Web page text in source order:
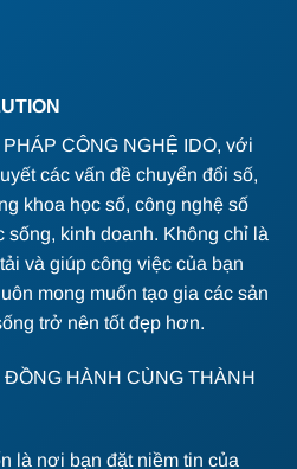
CÔNG NGHỆ IDO, với
các vấn đề chuyển đổi số,
khoa học số, công nghệ số
sống, kinh doanh. Không chỉ là
và giúp công việc của bạn
mong muốn tạo gia các sản
trở nên tốt đẹp hơn.
HÀNH CÙNG THÀNH
là nơi bạn đặt niềm tin của